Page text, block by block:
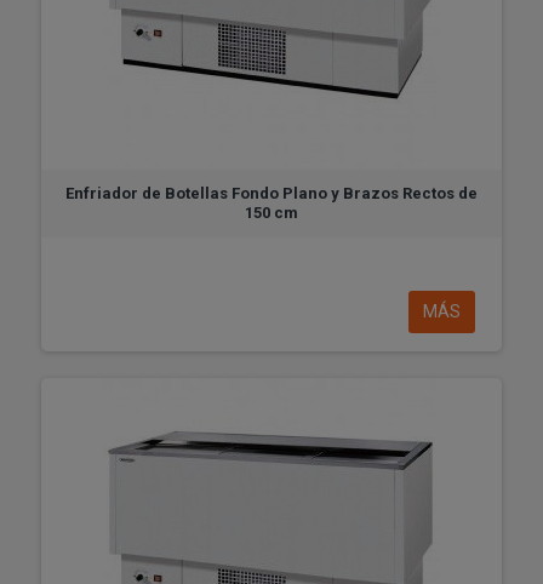
Enfriador de Botellas Fondo Plano y Brazos Rectos de
150 cm
MÁS